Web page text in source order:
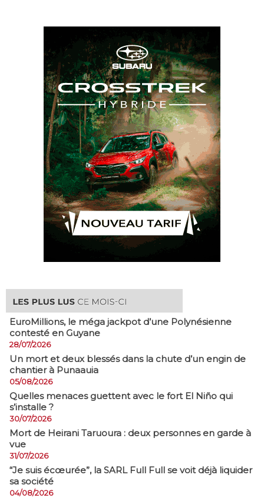
EuroMillions, ​le méga jackpot d’une Polynésienne
contesté en Guyane
28/07/2026
​Un mort et deux blessés dans la chute d’un engin de
chantier à Punaauia
05/08/2026
Quelles menaces guettent avec le fort El Niño qui
s’installe ?
30/07/2026
Mort de Heirani Taruoura : deux personnes en garde à
vue
31/07/2026
​“Je suis écœurée”, la SARL Full Full se voit déjà liquider
sa société
04/08/2026